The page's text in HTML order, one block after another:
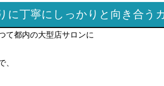
丁寧にしっかりと向き合う
て都内の大型店サロンに
、